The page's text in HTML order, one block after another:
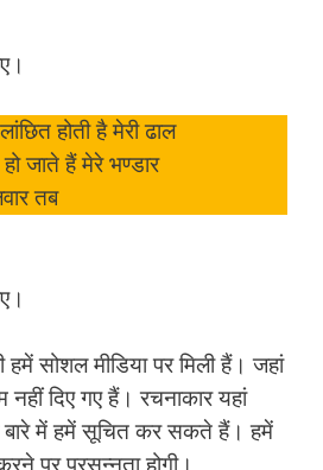
होती है मेरी ढाल
जाते हैं मेरे भण्डार
तब
सोशल मीडिया पर मिली हैं। जहां
दिए गए हैं। रचनाकार यहां
में हमें सूचित कर सकते हैं। हमें